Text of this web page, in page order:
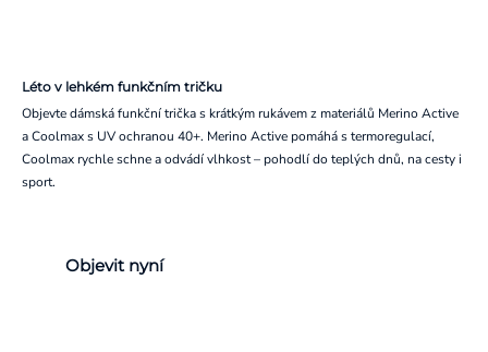
Léto v lehkém funkčním tričku
Objevte dámská funkční trička s krátkým rukávem z materiálů Merino Active
a Coolmax s UV ochranou 40+. Merino Active pomáhá s termoregulací,
Coolmax rychle schne a odvádí vlhkost – pohodlí do teplých dnů, na cesty i
sport.
Objevit nyní